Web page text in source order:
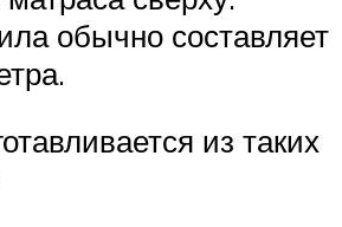
обычно составляет
из таких